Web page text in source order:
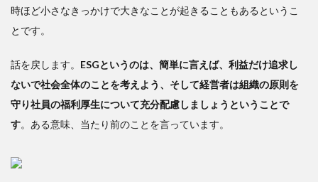
時ほど小さなきっかけで大きなことが起きることもあるというこ
とです。
話を戻します。 ESGというのは、簡単に言えば、利益だけ追求し
ないで社会全体のことを考えよう、そして経営者は組織の原則を
守り社員の福利厚生について充分配慮しましょうということで
す。ある意味、当たり前のことを言っています。